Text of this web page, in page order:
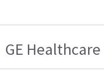
GE Healthcare